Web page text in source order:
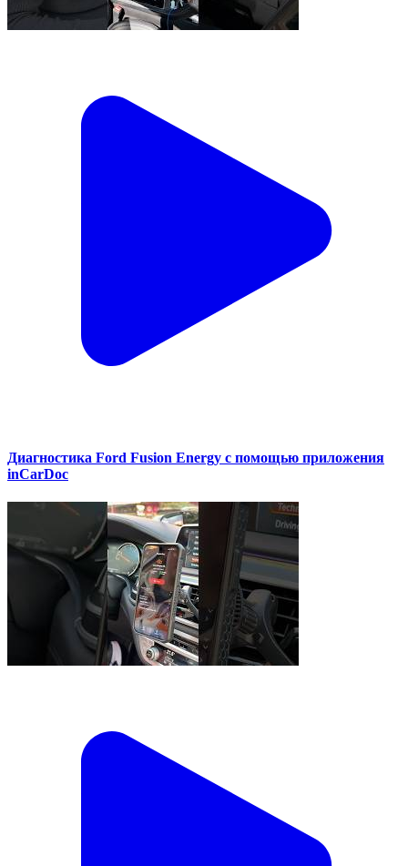
Диагностика Ford Fusion Energy с помощью приложения
inCarDoc